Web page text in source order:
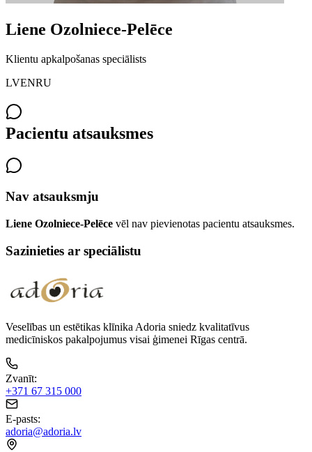
Liene Ozolniece-Pelēce
Klientu apkalpošanas speciālists
LVENRU
Pacientu atsauksmes
Nav atsauksmju
Liene Ozolniece-Pelēce vēl nav pievienotas pacientu atsauksmes.
Sazinieties ar speciālistu
Veselības un estētikas klīnika Adoria sniedz kvalitatīvus
medicīniskos pakalpojumus visai ģimenei Rīgas centrā.
Zvanīt:
+371 67 315 000
E-pasts:
adoria@adoria.lv